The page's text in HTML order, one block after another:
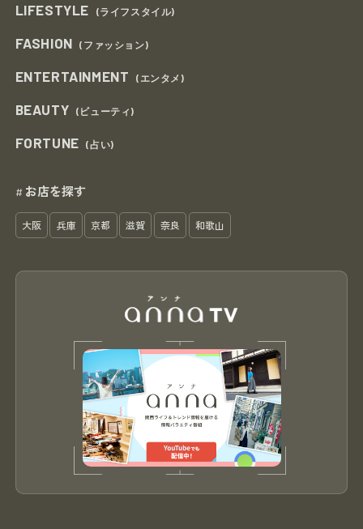
LIFESTYLE (ライフスタイル)
FASHION (ファッション)
ENTERTAINMENT (エンタメ)
BEAUTY (ビューティ)
FORTUNE (占い)
# お店を探す
大阪 兵庫 京都 滋賀 奈良 和歌山